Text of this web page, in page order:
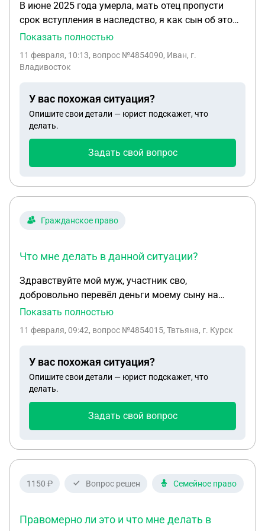
претензии сначала обещали дать в течение 3
рабочих дней, а потом сказали вообще в течение
30 кд. Как решить данный вопрос оперативно?
Какие предпринять меры, чтобы не платить за
якобы увеличенную площадь и получить ключи?
нервничать нельзя, хотела бы до рождения
ребёнка въехать в квартиру, в которой ещё надо
сделать ремонт. Помогите пожалуйста что в
данной ситуации можно сделать? Заранее
благодарю Вас.
В июне 2025 года умерла, мать отец пропусти
срок вступления в наследство, я как сын об этом
не знал что он не вступал, так как мы не
хочу вступить в наследство, фактически отец
Показать полностью
11 февраля, 10:13, вопрос №4854090, Иван, г.
Владивосток
У вас похожая ситуация?
Опишите свои детали — юрист подскажет, что
делать.
Задать свой вопрос
Гражданское право
Что мне делать в данной ситуации?
Здравствуйте мой муж, участник сво,
добровольно перевёл деньги моему сыну на
ремонт, мы решили так помочь детям , все это
разойтись, и он мне постоянно угрожает, что
заставить меня либо сына их выплатить? Что мне
делать в данной ситуации?
Показать полностью
11 февраля, 09:42, вопрос №4854015, Твтьяна, г. Курск
У вас похожая ситуация?
Опишите свои детали — юрист подскажет, что
делать.
Задать свой вопрос
1150 ₽ Вопрос решен Семейное право
Правомерно ли это и что мне делать в